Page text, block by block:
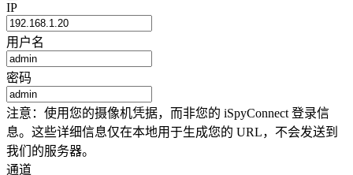
IP
用户名
密码
注意：使用您的摄像机凭据，而非您的 iSpyConnect 登录信
息。这些详细信息仅在本地用于生成您的 URL，不会发送到
我们的服务器。
通道